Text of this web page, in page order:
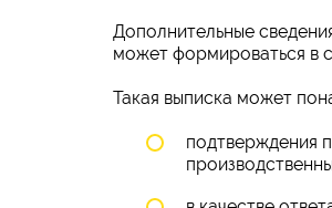
Дополнительные
может формироваться в
Такая выписка может
подтверждения